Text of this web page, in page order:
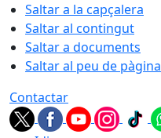
Saltar a la capçalera
Saltar al contingut
Saltar a documents
Saltar al peu de pàgina
Contactar